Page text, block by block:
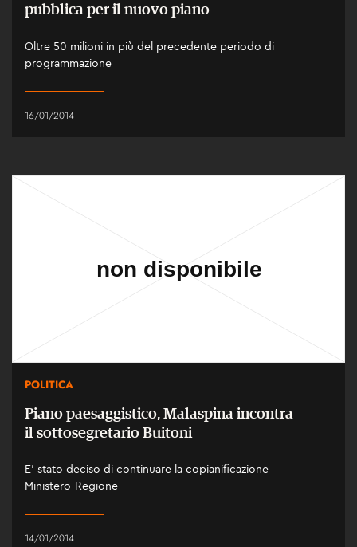
pubblica per il nuovo piano
Oltre 50 milioni in più del precedente periodo di
programmazione
16/01/2014
POLITICA
Piano paesaggistico, Malaspina incontra
il sottosegretario Buitoni
E' stato deciso di continuare la copianificazione
Ministero-Regione
14/01/2014